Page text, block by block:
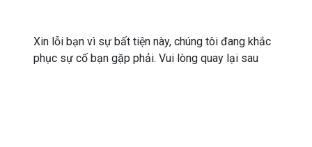
Xin lỗi bạn vì sự bất tiện này, chúng tôi đang khắc
phục sự cố bạn gặp phải. Vui lòng quay lại sau